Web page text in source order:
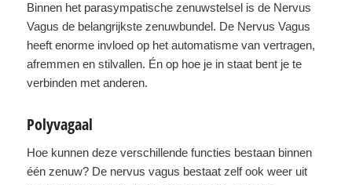
Binnen het parasympatische zenuwstelsel is de Nervus
Vagus de belangrijkste zenuwbundel. De Nervus Vagus
heeft enorme invloed op het automatisme van vertragen,
afremmen en stilvallen. Én op hoe je in staat bent je te
verbinden met anderen.
Polyvagaal
Hoe kunnen deze verschillende functies bestaan binnen
één zenuw? De nervus vagus bestaat zelf ook weer uit